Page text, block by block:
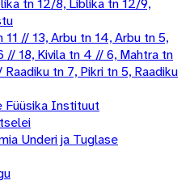
tn 12/8, Liblika tn 12/9,
11 // 13, Arbu tn 14, Arbu tn 5,
// 18, Kivila tn 4 // 6, Mahtra tn
tn 7, Pikri tn 5, Raadiku
Füüsika Instituut
Underi ja Tuglase